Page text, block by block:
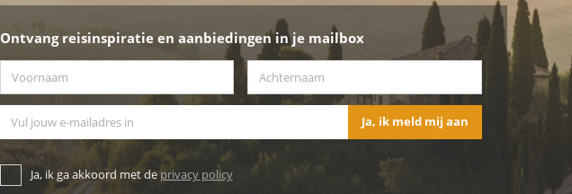
Ontvang reisinspiratie en aanbiedingen in je mailbox
Ja, ik meld mij aan
Ja, ik ga akkoord met deprivacy policy